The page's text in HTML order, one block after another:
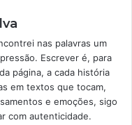
nas palavras um
Escrever é, para
página, a cada história
em textos que tocam,
e emoções, sigo
com autenticidade.